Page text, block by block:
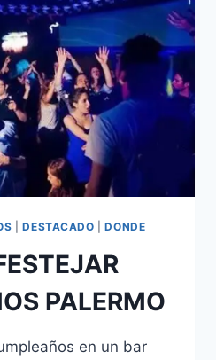
|DESTACADO |DONDE
PALERMO
en un bar